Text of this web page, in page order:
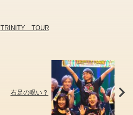
TRINITY TOUR
右足の呪い？